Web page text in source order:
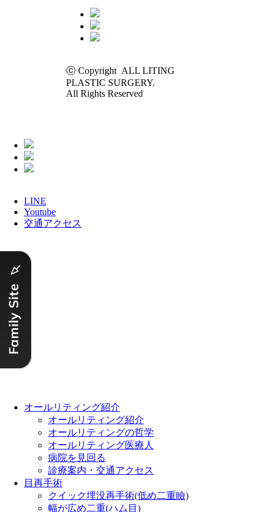
ⓒ Copyright ALL LITING
PLASTIC SURGERY.
All Rights Reserved
LINE
Youtube
交通アクセス
Close
オールリティング紹介
オールリティング紹介
オールリティングの哲学
オールリティング医療人
病院を見回る
診療案内・交通アクセス
目再手術
クイック埋没再手術(低め二重瞼)
幅が広め二重(ハム目)